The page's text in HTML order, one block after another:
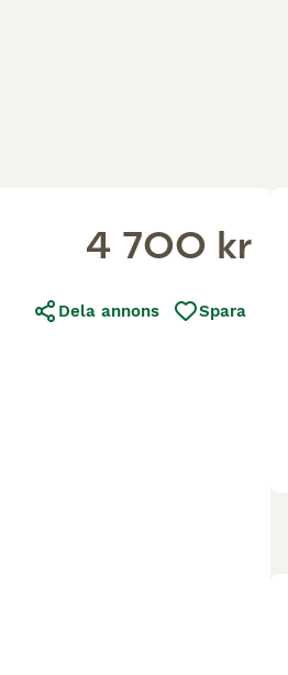
4 700 kr
Dela annons Spara